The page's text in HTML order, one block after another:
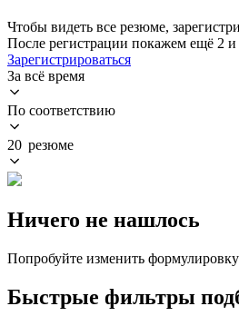
Чтобы видеть все резюме,
После регистрации покажем ещё 2
Зарегистрироваться
За всё время
По соответствию
20 резюме
Ничего не нашлось
Попробуйте изменить
Быстрые фильтры